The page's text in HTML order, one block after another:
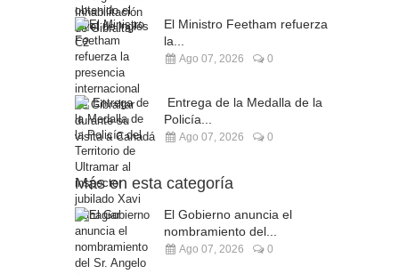
El Ministro Feetham refuerza
la...
Ago 07, 2026 0
Entrega de la Medalla de la
Policía...
Ago 07, 2026 0
Más en esta categoría
El Gobierno anuncia el
nombramiento del...
Ago 07, 2026 0